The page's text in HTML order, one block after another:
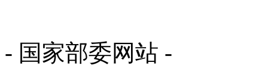
- 国家部委网站 -